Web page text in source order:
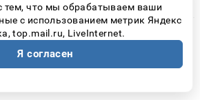
| Все права защищены
категория сайта 16+
конфиденциальности
тем, что мы обрабатываем ваши
с использованием метрик Яндекс
top.mail.ru, LiveInternet.
Я согласен